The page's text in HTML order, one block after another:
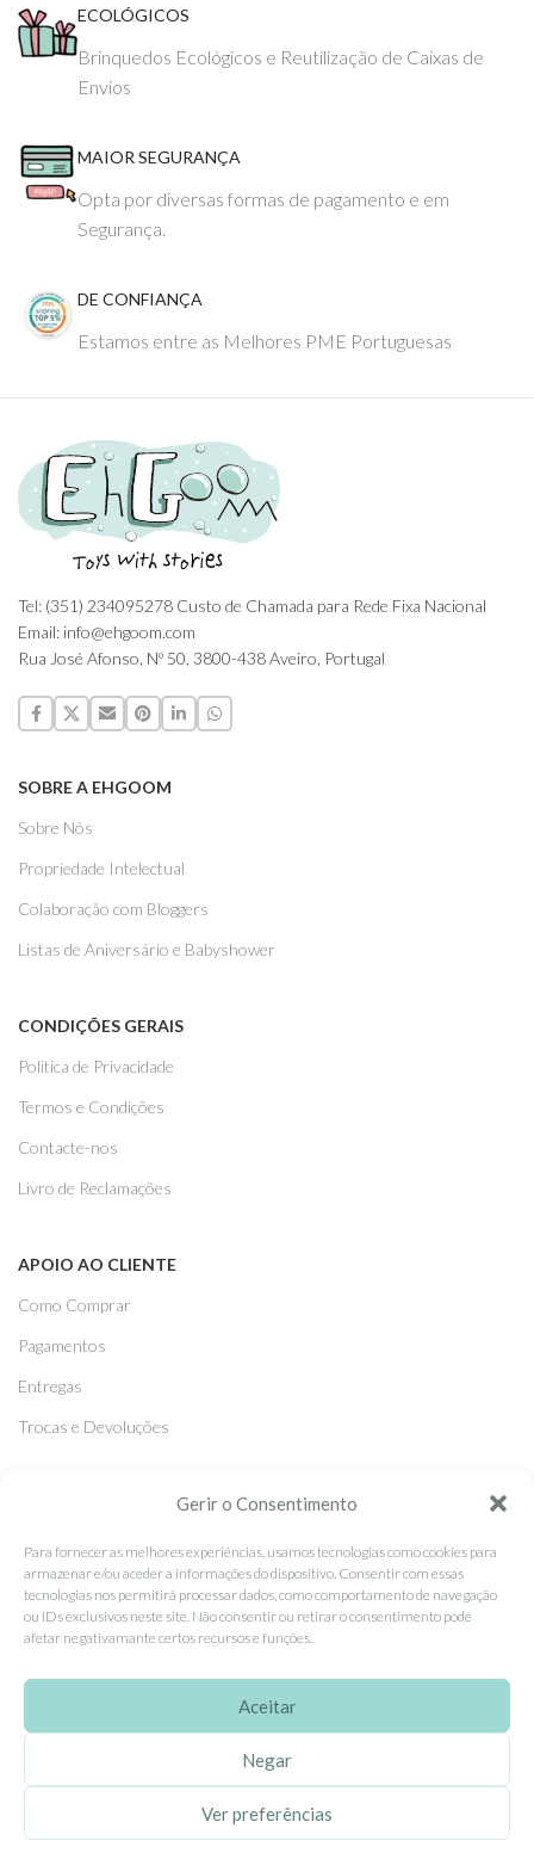
Gerir o Consentimento
Para fornecer as melhores experiências, usamos tecnologias como cookies para
armazenar e/ou aceder a informações do dispositivo. Consentir com essas
tecnologias nos permitirá processar dados, como comportamento de navegação
ou IDs exclusivos neste site. Não consentir ou retirar o consentimento pode
afetar negativamante certos recursos e funções.
Aceitar
Negar
Ver preferências
ECOLÓGICOS
Brinquedos Ecológicos e Reutilização de Caixas de
Envios
MAIOR SEGURANÇA
Opta por diversas formas de pagamento e em
Segurança.
DE CONFIANÇA
Estamos entre as Melhores PME Portuguesas
Tel: (351) 234095278 Custo de Chamada para Rede Fixa Nacional
Email: info@ehgoom.com
Rua José Afonso, Nº 50, 3800-438 Aveiro, Portugal
SOBRE A EHGOOM
Sobre Nós
Propriedade Intelectual
Colaboração com Bloggers
Listas de Aniversário e Babyshower
CONDIÇÕES GERAIS
Politica de Privacidade
Termos e Condições
Contacte-nos
Livro de Reclamações
APOIO AO CLIENTE
Como Comprar
Pagamentos
Entregas
Trocas e Devoluções
Facebook
Instagram
Pinterest
EhGoom2026 Criado porDumbanengue, Lda.